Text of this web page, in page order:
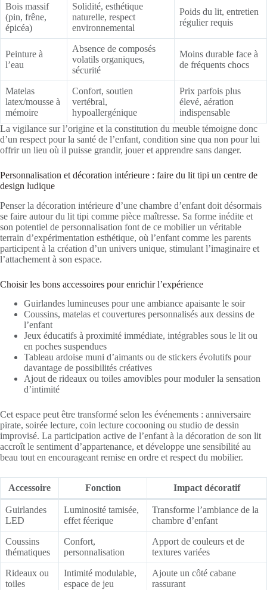
Bois massif
(pin, frêne,
épicéa)
Solidité, esthétique
naturelle, respect
environnemental
Poids du lit, entretien
régulier requis
Peinture à
l’eau
Absence de composés
volatils organiques,
sécurité
Moins durable face à
de fréquents chocs
Matelas
latex/mousse à
mémoire
Confort, soutien
vertébral,
hypoallergénique
Prix parfois plus
élevé, aération
indispensable
La vigilance sur l’origine et la constitution du meuble témoigne donc
d’un respect pour la santé de l’enfant, condition sine qua non pour lui
offrir un lieu où il puisse grandir, jouer et apprendre sans danger.
Personnalisation et décoration intérieure : faire du lit tipi un centre de
design ludique
Penser la décoration intérieure d’une chambre d’enfant doit désormais
se faire autour du lit tipi comme pièce maîtresse. Sa forme inédite et
son potentiel de personnalisation font de ce mobilier un véritable
terrain d’expérimentation esthétique, où l’enfant comme les parents
participent à la création d’un univers unique, stimulant l’imaginaire et
l’attachement à son espace.
Choisir les bons accessoires pour enrichir l’expérience
Guirlandes lumineuses pour une ambiance apaisante le soir
Coussins, matelas et couvertures personnalisés aux dessins de
l’enfant
Jeux éducatifs à proximité immédiate, intégrables sous le lit ou
en poches suspendues
Tableau ardoise muni d’aimants ou de stickers évolutifs pour
davantage de possibilités créatives
Ajout de rideaux ou toiles amovibles pour moduler la sensation
d’intimité
Cet espace peut être transformé selon les événements : anniversaire
pirate, soirée lecture, coin lecture cocooning ou studio de dessin
improvisé. La participation active de l’enfant à la décoration de son lit
accroît le sentiment d’appartenance, et développe une sensibilité au
beau tout en encourageant remise en ordre et respect du mobilier.
Accessoire Fonction Impact décoratif
Guirlandes
LED
Luminosité tamisée,
effet féerique
Transforme l’ambiance de la
chambre d’enfant
Coussins
thématiques
Confort,
personnalisation
Apport de couleurs et de
textures variées
Rideaux ou
toiles
Intimité modulable,
espace de jeu
Ajoute un côté cabane
rassurant